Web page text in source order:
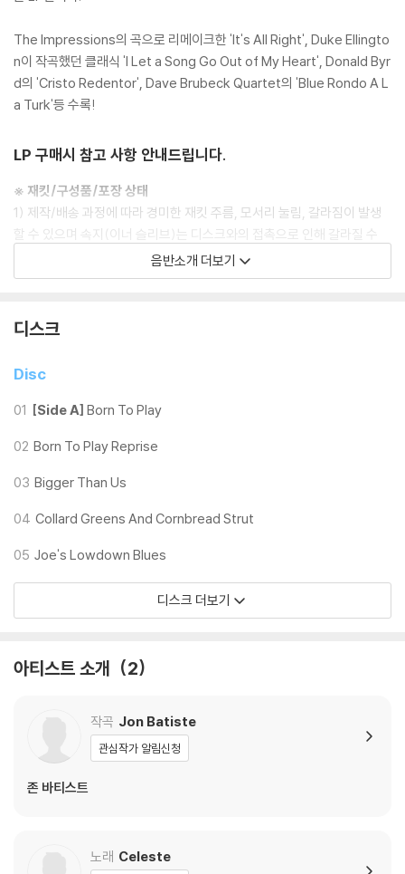
The Impressions의 곡으로 리메이크한 'It's All Right', Duke Ellingto
n이 작곡했던 클래식 'I Let a Song Go Out of My Heart', Donald Byr
d의 'Cristo Redentor', Dave Brubeck Quartet의 'Blue Rondo A L
a Turk'등 수록!
LP 구매시 참고 사항 안내드립니다.
※ 재킷/구성품/포장 상태
1) 제작/배송 과정에 따라 경미한 재킷 주름, 모서리 눌림, 갈라짐이 발생
할 수 있으며 속지(이너 슬리브)는 디스크와의 접촉으로 인해 갈라질 수
외관상 불량 확인되는 상품을 개봉 시엔 반품/교환 처리 불가합니다.
닐은 품질보증대상이 아닙니다.
3) 일본 제작 LP는 대부분 겉비닐이 밀봉되어 있지 않습니다.
4) 디지털 다운로드 코드는 본사에서 공지 없이 증정 종료될 수 있습니다.
※ 재생 불량
모델) 다이내믹 사운드의 편차가 큰 트랙을 재생할 때 이상 현상이 발생할
수 있습니다.
기기 문제로 인해 발생하는 재생 불량 현상에 대해서는 반품/교환이 불가
하니 침압 조절이 가능한 기기에서 재생하실 것을 권유 드립니다.
다. 전용 제품으로 이를 제거하면 대부분 해결됩니다.
3) 바늘에 먼지가 쌓이는 경우에도 재생이 원활하지 않을 수 있습니다.
렁거리거나 휘어지는 경우가 있습니다.
2) 재생 음역의 왜곡을 최소화 하고 반복 재생시에도 최대한 일관되게 유
지되도록 디스크 센터 홀 구경이 작게 제작되는 경우가 있습니다. 턴테이
블 스핀들에 맞지 않는 경우에는 전용 제품 등을 이용하여 센터 홀을 조정
하시면 해결됩니다.
불량으로 인한 반품/교환이 가능합니다
음반소개 더보기
디스크
Disc
01 [Side A] Born To Play
02 Born To Play Reprise
03 Bigger Than Us
04 Collard Greens And Cornbread Strut
05 Joe's Lowdown Blues
디스크 더보기
아티스트 소개 2
작곡 Jon Batiste
관심작가 알림신청
존 바티스트
노래 Celeste